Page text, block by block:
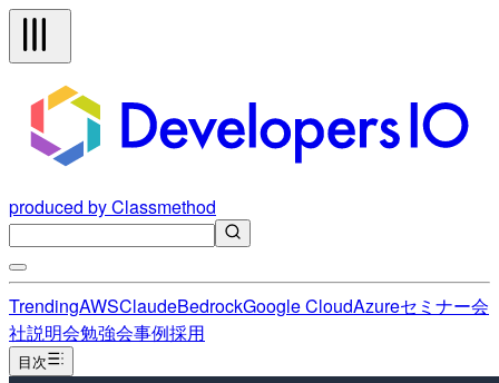
produced by Classmethod
TrendingAWSClaudeBedrockGoogle CloudAzureセミナー会
社説明会勉強会事例採用
目次